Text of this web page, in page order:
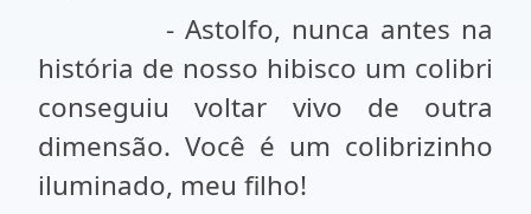
- Astolfo, nunca antes na
história de nosso hibisco um colibri
conseguiu voltar vivo de outra
dimensão. Você é um colibrizinho
iluminado, meu filho!